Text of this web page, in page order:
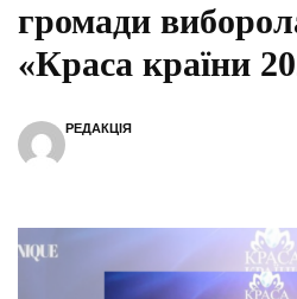
громади
«Краса країни
РЕДАКЦІЯ